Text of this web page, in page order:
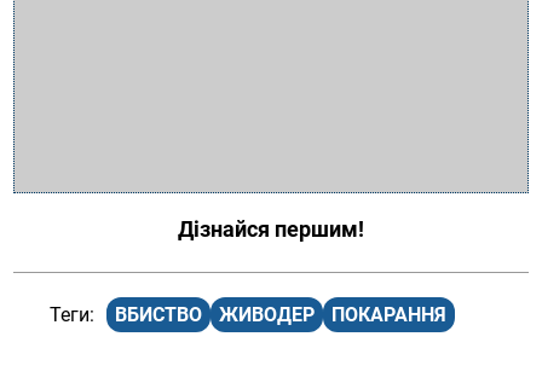
Дізнайся першим!
ВБИСТВО ЖИВОДЕР ПОКАРАННЯ